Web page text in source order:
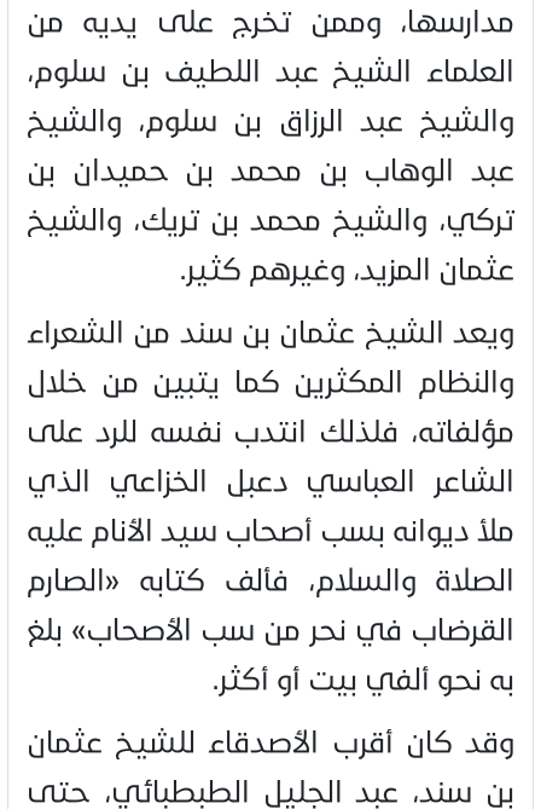
مدارسها، وممن تخرج على يديه من
العلماء الشيخ عبد اللطيف بن سلوم،
والشيخ عبد الرزاق بن سلوم، والشيخ
عبد الوهاب بن محمد بن حميدان بن
تركي، والشيخ محمد بن تريك، والشيخ
عثمان المزيد، وغيرهم كثير.
ويعد الشيخ عثمان بن سند من الشعراء
والنظام المكثرين كما يتبين من خلال
مؤلفاته، فلذلك انتدب نفسه للرد على
الشاعر العباسي دعبل الخزاعي الذي
ملأ ديوانه بسب أصحاب سيد الأنام عليه
الصلاة والسلام، فألف كتابه «الصارم
القرضاب في نحر من سب الأصحاب» بلغ
به نحو ألفي بيت أو أكثر.
وقد كان أقرب الأصدقاء للشيخ عثمان
بن سند، عبد الجليل الطبطبائي، حتى